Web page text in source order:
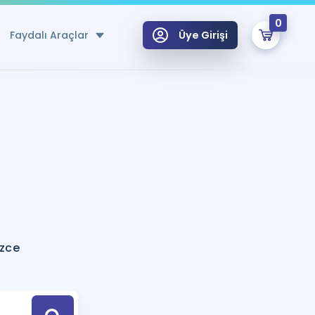
Faydalı Araçlar
Hesaplama Aracı
için Öneriler
Tek Takvimde
Üye Girişi
0